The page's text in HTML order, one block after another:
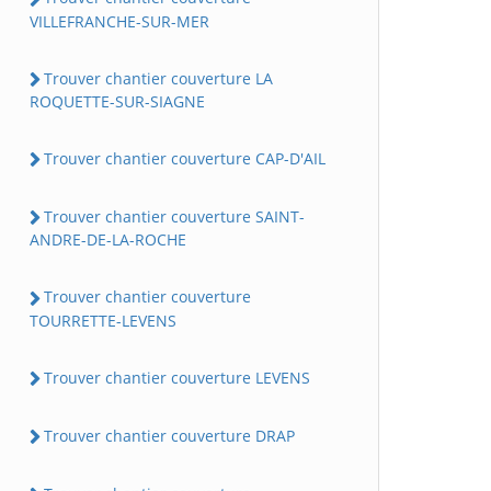
VILLEFRANCHE-SUR-MER
Trouver chantier couverture LA
ROQUETTE-SUR-SIAGNE
Trouver chantier couverture CAP-D'AIL
Trouver chantier couverture SAINT-
ANDRE-DE-LA-ROCHE
Trouver chantier couverture
TOURRETTE-LEVENS
Trouver chantier couverture LEVENS
Trouver chantier couverture DRAP